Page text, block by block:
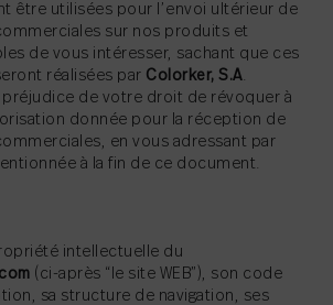
être utilisées pour l’envoi ultérieur de
sur nos produits et
de vous intéresser, sachant que ces
réalisées par Colorker, S.A.
de votre droit de révoquer à
donnée pour la réception de
en vous adressant par
à la fin de ce document.
intellectuelle du
(ci-après “le site WEB”), son code
sa structure de navigation, ses